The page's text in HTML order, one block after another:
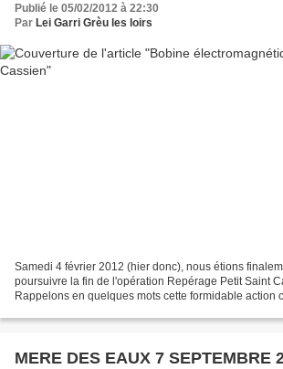
Publié le 05/02/2012 à 22:30
Par Lei Garri Grèu les loirs
Samedi 4 février 2012 (hier donc), nous étions
poursuivre la fin de l'opération Repérage Petit Saint
Rappelons en quelques mots cette formidable action
MERE DES EAUX 7 SEPTEMBRE